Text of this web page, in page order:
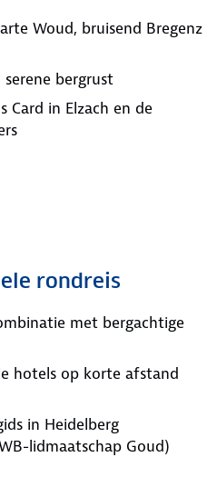
Woud, bruisend Bregenz
bergrust
Card in Elzach en de
rondreis
met bergachtige
hotels op korte afstand
in Heidelberg
lidmaatschap Goud)